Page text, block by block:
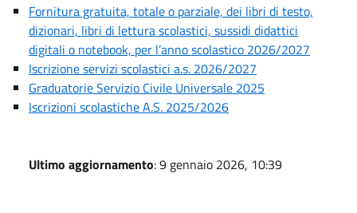
Fornitura gratuita, totale o parziale, dei libri di testo,
dizionari, libri di lettura scolastici, sussidi didattici
digitali o notebook, per l’anno scolastico 2026/2027
Iscrizione servizi scolastici a.s. 2026/2027
Graduatorie Servizio Civile Universale 2025
Iscrizioni scolastiche A.S. 2025/2026
Ultimo aggiornamento: 9 gennaio 2026, 10:39